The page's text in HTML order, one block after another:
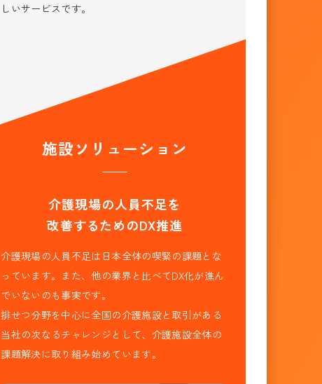
しいサービスです。
施設ソリューション
介護現場の人員不足を
改善するためのDX推進
介護現場の人員不足は日本全体の喫緊の課題とな
っています。また、他の業界と比べてDX化が進ん
でいないのも事実です。
排せつ分野を中心に全国の介護施設と取引がある
当社の次なるチャレンジとして、介護施設全体の
課題解決に取り組み始めています。